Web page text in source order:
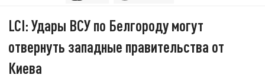
LCI: Удары ВСУ по Белгороду могут
отвернуть западные правительства от
Киева